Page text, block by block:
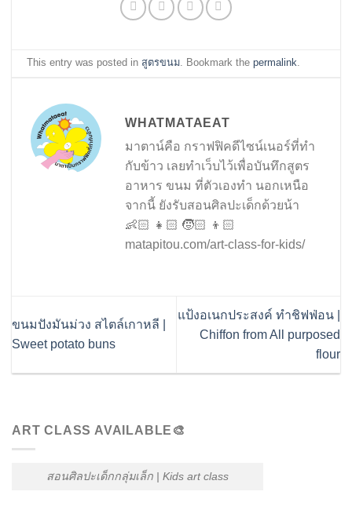
This entry was posted in สูตรขนม. Bookmark thepermalink.
WHATMATAEAT
มาตาน์คือ กราฟฟิคดีไซน์เนอร์ที่ทำ
กับข้าว เลยทำเว็บไว้เพื่อบันทึกสูตร
อาหาร ขนม ที่ตัวเองทำ นอกเหนือ
จากนี้ ยังรับสอนศิลปะเด็กด้วยน้า
👶🏻 👧🏻 🧒🏻 👦🏻
matapitou.com/art-class-for-kids/
ขนมปังมันม่วง สไตล์เกาหลี |
Sweet potato buns
แป้งอเนกประสงค์ ทำชิฟฟ่อน |
Chiffon from All purposed
flour
ART CLASS AVAILABLE🎨
สอนศิลปะเด็กกลุ่มเล็ก | Kids art class